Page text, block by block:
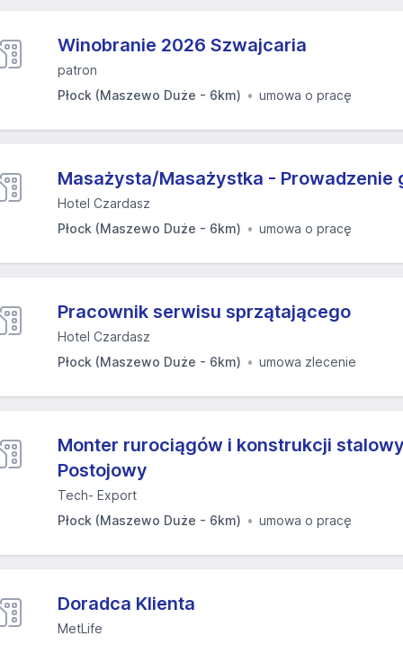
Winobranie 2026 Szwajcaria
patron
Płock (Maszewo Duże - 6km)
umowa o pracę
Masażysta/Masażystka - Prowadzenie
Hotel Czardasz
Płock (Maszewo Duże - 6km)
umowa o pracę
Pracownik serwisu sprzątającego
Hotel Czardasz
Płock (Maszewo Duże - 6km)
umowa zlecenie
Monter rurociągów i konstrukcji
Postojowy
Tech- Export
Płock (Maszewo Duże - 6km)
umowa o pracę
Doradca Klienta
MetLife